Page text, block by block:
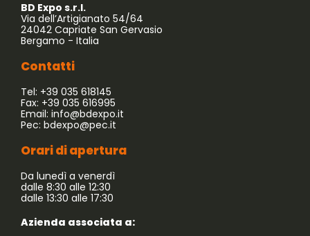
BD Expo s.r.l.
Via dell’Artigianato 54/64
24042 Capriate San Gervasio
Bergamo - Italia
Contatti
Tel: +39 035 618145
Fax: +39 035 616995
Email: info@bdexpo.it
Pec: bdexpo@pec.it
Orari di apertura
Da lunedì a venerdì
dalle 8:30 alle 12:30
dalle 13:30 alle 17:30
Azienda associata a: